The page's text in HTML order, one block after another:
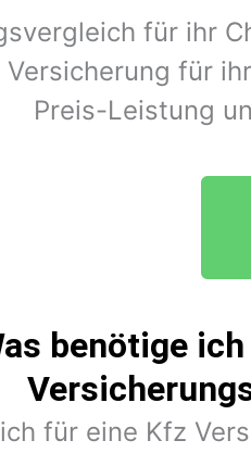
für ihr
für
Preis-Leistung
benötige
für eine Kfz